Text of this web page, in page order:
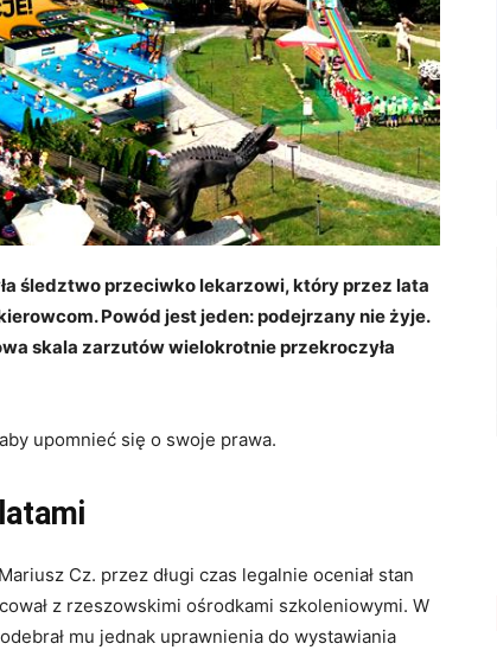
śledztwo przeciwko lekarzowi, który przez lata
Powód jest jeden: podejrzany nie żyje.
skala zarzutów wielokrotnie przekroczyła
upomnieć się o swoje prawa.
Cz. przez długi czas legalnie oceniał stan
z rzeszowskimi ośrodkami szkoleniowymi. W
mu jednak uprawnienia do wystawiania